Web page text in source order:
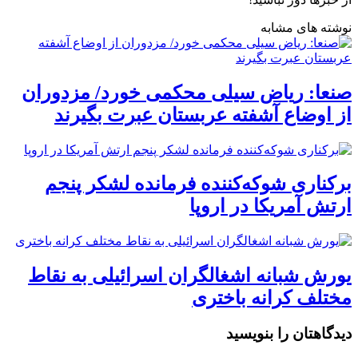
نوشته های مشابه
صنعا: ریاض سیلی محکمی خورد/ مزدوران
از اوضاع آشفته عربستان عبرت بگیرند
برکناری شوکه‌کننده فرمانده لشکر پنجم
ارتش آمریکا در اروپا
یورش شبانه اشغالگران اسرائیلی به نقاط
مختلف کرانه باختری
دیدگاهتان را بنویسید